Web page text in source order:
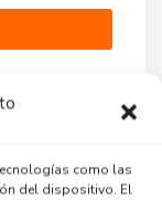
como las
del dispositivo. El